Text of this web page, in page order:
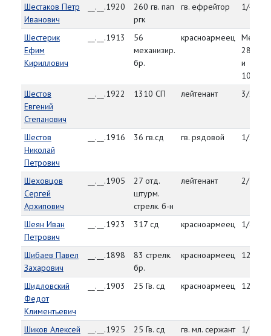
Шестаков Петр
Иванович
__.__.1920
260 гв. пап
ргк
гв. ефрейтор 1/4/45
Шестерик
Ефим
Кириллович
__.__.1913
56
механизир.
бр.
красноармеец Между
и
Шестов
Евгений
Степанович
__.__.1922 1310 СП лейтенант 3/23/45
Шестов
Николай
Петрович
__.__.1916 36 гв.сд гв. рядовой 1/25/45
Шеховцов
Сергей
Архипович
__.__.1905
27 отд.
штурм.
стрелк. б-н
лейтенант 2/7/45
Шеян Иван
Петрович
__.__.1923 317 сд красноармеец 1/8/45
Шибаев Павел
Захарович
__.__.1898
83 стрелк.
бр.
красноармеец 12/24/
Шидловский
Федот
Климентьевич
__.__.1903 25 Гв. сд красноармеец 12/31/
Шиков Алексей
__.__.1925 25 Гв. сд гв. мл. сержант 1/19/45